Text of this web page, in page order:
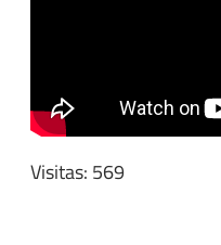
Visitas: 569